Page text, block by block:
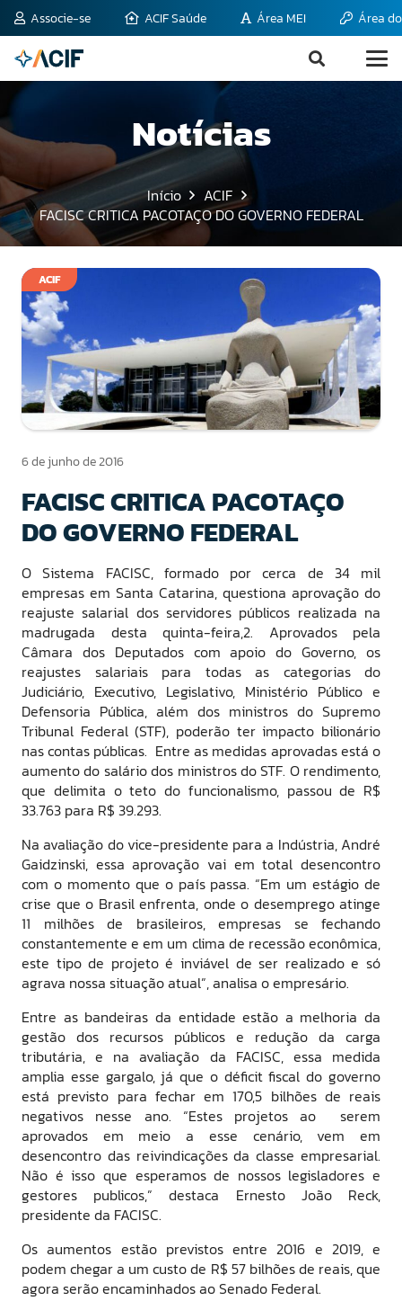
Associe-se ACIF Saúde Área MEI Área
Notícias
Início
ACIF
FACISC CRITICA PACOTAÇO DO GOVERNO FEDERAL
ACIF
6 de junho de 2016
FACISC CRITICA PACOTAÇO
DO GOVERNO FEDERAL
O Sistema FACISC, formado por cerca de 34 mil
empresas em Santa Catarina, questiona aprovação do
reajuste salarial dos servidores públicos realizada na
madrugada desta quinta-feira,2. Aprovados pela
Câmara dos Deputados com apoio do Governo, os
reajustes salariais para todas as categorias do
Judiciário, Executivo, Legislativo, Ministério Público e
Defensoria Pública, além dos ministros do Supremo
Tribunal Federal (STF), poderão ter impacto bilionário
nas contas públicas. Entre as medidas aprovadas está o
aumento do salário dos ministros do STF. O rendimento,
que delimita o teto do funcionalismo, passou de R$
33.763 para R$ 39.293.
Na avaliação do vice-presidente para a Indústria, André
Gaidzinski, essa aprovação vai em total desencontro
com o momento que o país passa. “Em um estágio de
crise que o Brasil enfrenta, onde o desemprego atinge
11 milhões de brasileiros, empresas se fechando
constantemente e em um clima de recessão econômica,
este tipo de projeto é inviável de ser realizado e só
agrava nossa situação atual”, analisa o empresário.
Entre as bandeiras da entidade estão a melhoria da
gestão dos recursos públicos e redução da carga
tributária, e na avaliação da FACISC, essa medida
amplia esse gargalo, já que o déficit fiscal do governo
está previsto para fechar em 170,5 bilhões de reais
negativos nesse ano. “Estes projetos ao serem
aprovados em meio a esse cenário, vem em
desencontro das reivindicações da classe empresarial.
Não é isso que esperamos de nossos legisladores e
gestores publicos,” destaca Ernesto João Reck,
presidente da FACISC.
Os aumentos estão previstos entre 2016 e 2019, e
podem chegar a um custo de R$ 57 bilhões de reais, que
agora serão encaminhados ao Senado Federal.